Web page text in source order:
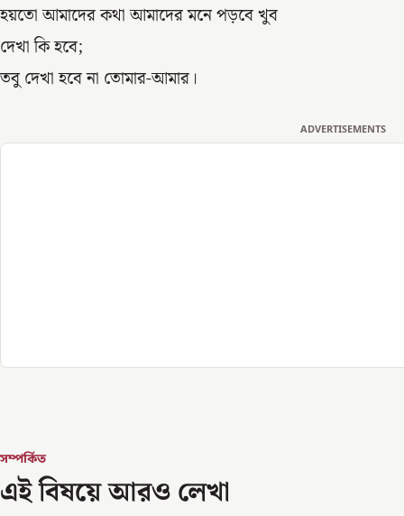
হয়তো আমাদের কথা আমাদের মনে পড়বে খুব
দেখা কি হবে;
তবু দেখা হবে না তোমার-আমার।
ADVERTISEMENTS
সম্পর্কিত
এই বিষয়ে আরও লেখা